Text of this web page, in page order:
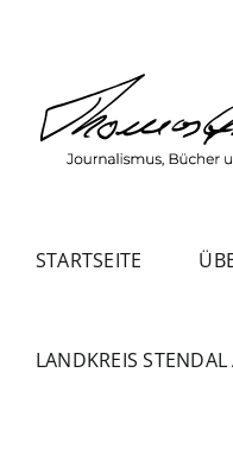
springen
STARTSEITE
LANDKREIS